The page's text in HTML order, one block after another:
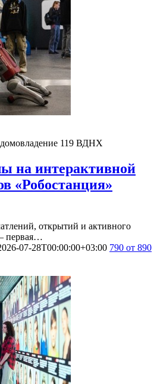
119 ВДНХ
на интерактивной
«Робостанция»
открытий и активного
первая…
07-28T00:00:00+03:00 790 от 890